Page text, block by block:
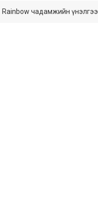
Rainbow чадамжийн үнэлгээ